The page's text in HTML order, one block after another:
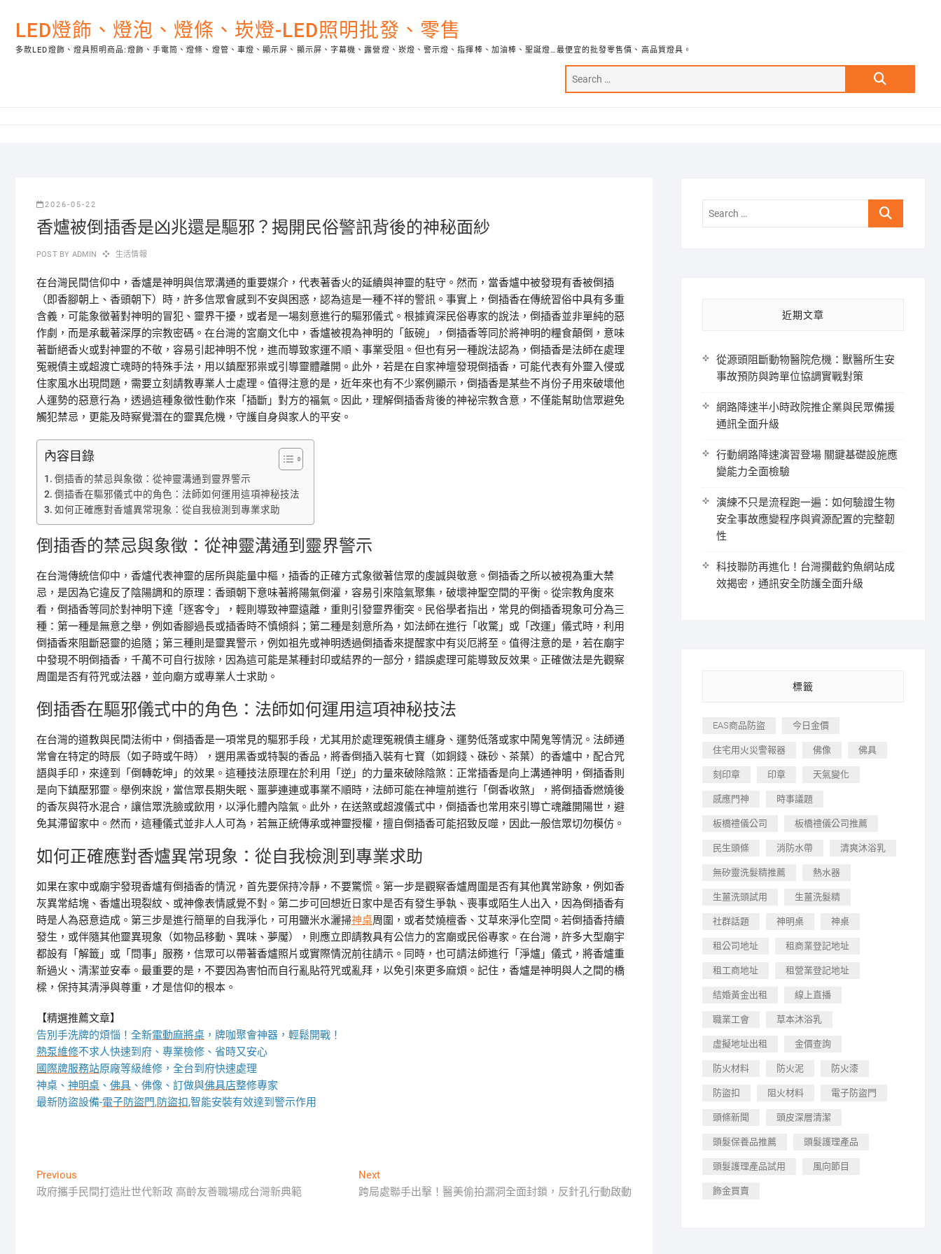
contentLED燈飾、燈泡、燈條、崁燈-LED照明批發、零售
多款LED燈飾、燈具照明商品:燈飾、手電筒、燈條、燈管、車燈、顯示屏、顯示屏、字幕機、露營燈、崁燈、警示燈、指揮棒、加油棒、聖誕燈…最便宜的批發零售價、高品質燈具。
Search
2026-05-22
香爐被倒插香是凶兆還是驅邪？揭開民俗警訊背後的神秘面紗
POST BY ADMIN 生活情報
在台灣民間信仰中，香爐是神明與信眾溝通的重要媒介，代表著香火的延續與神靈的駐守。然而，當香爐中被發現有香被倒插
（即香腳朝上、香頭朝下）時，許多信眾會感到不安與困惑，認為這是一種不祥的警訊。事實上，倒插香在傳統習俗中具有多重
含義，可能象徵著對神明的冒犯、靈界干擾，或者是一場刻意進行的驅邪儀式。根據資深民俗專家的說法，倒插香並非單純的惡
作劇，而是承載著深厚的宗教密碼。在台灣的宮廟文化中，香爐被視為神明的「飯碗」，倒插香等同於將神明的糧食顛倒，意味
著斷絕香火或對神靈的不敬，容易引起神明不悅，進而導致家運不順、事業受阻。但也有另一種說法認為，倒插香是法師在處理
冤親債主或超渡亡魂時的特殊手法，用以鎮壓邪祟或引導靈體離開。此外，若是在自家神壇發現倒插香，可能代表有外靈入侵或
住家風水出現問題，需要立刻請教專業人士處理。值得注意的是，近年來也有不少案例顯示，倒插香是某些不肖份子用來破壞他
人運勢的惡意行為，透過這種象徵性動作來「插斷」對方的福氣。因此，理解倒插香背後的神祕宗教含意，不僅能幫助信眾避免
觸犯禁忌，更能及時察覺潛在的靈異危機，守護自身與家人的平安。
內容目錄
倒插香的禁忌與象徵：從神靈溝通到靈界警示
倒插香在驅邪儀式中的角色：法師如何運用這項神秘技法
如何正確應對香爐異常現象：從自我檢測到專業求助
倒插香的禁忌與象徵：從神靈溝通到靈界警示
在台灣傳統信仰中，香爐代表神靈的居所與能量中樞，插香的正確方式象徵著信眾的虔誠與敬意。倒插香之所以被視為重大禁
忌，是因為它違反了陰陽調和的原理：香頭朝下意味著將陽氣倒灌，容易引來陰氣聚集，破壞神聖空間的平衡。從宗教角度來
看，倒插香等同於對神明下達「逐客令」，輕則導致神靈遠離，重則引發靈界衝突。民俗學者指出，常見的倒插香現象可分為三
種：第一種是無意之舉，例如香腳過長或插香時不慎傾斜；第二種是刻意所為，如法師在進行「收驚」或「改運」儀式時，利用
倒插香來阻斷惡靈的追隨；第三種則是靈異警示，例如祖先或神明透過倒插香來提醒家中有災厄將至。值得注意的是，若在廟宇
中發現不明倒插香，千萬不可自行拔除，因為這可能是某種封印或結界的一部分，錯誤處理可能導致反效果。正確做法是先觀察
周圍是否有符咒或法器，並向廟方或專業人士求助。
倒插香在驅邪儀式中的角色：法師如何運用這項神秘技法
在台灣的道教與民間法術中，倒插香是一項常見的驅邪手段，尤其用於處理冤親債主纏身、運勢低落或家中鬧鬼等情況。法師通
常會在特定的時辰（如子時或午時），選用黑香或特製的香品，將香倒插入裝有七寶（如銅錢、硃砂、茶葉）的香爐中，配合咒
語與手印，來達到「倒轉乾坤」的效果。這種技法原理在於利用「逆」的力量來破除陰煞：正常插香是向上溝通神明，倒插香則
是向下鎮壓邪靈。舉例來說，當信眾長期失眠、噩夢連連或事業不順時，法師可能在神壇前進行「倒香收煞」，將倒插香燃燒後
的香灰與符水混合，讓信眾洗臉或飲用，以淨化體內陰氣。此外，在送煞或超渡儀式中，倒插香也常用來引導亡魂離開陽世，避
免其滯留家中。然而，這種儀式並非人人可為，若無正統傳承或神靈授權，擅自倒插香可能招致反噬，因此一般信眾切勿模仿。
如何正確應對香爐異常現象：從自我檢測到專業求助
如果在家中或廟宇發現香爐有倒插香的情況，首先要保持冷靜，不要驚慌。第一步是觀察香爐周圍是否有其他異常跡象，例如香
灰異常結塊、香爐出現裂紋、或神像表情感覺不對。第二步可回想近日家中是否有發生爭執、喪事或陌生人出入，因為倒插香有
時是人為惡意造成。第三步是進行簡單的自我淨化，可用鹽米水灑掃神桌周圍，或者焚燒檀香、艾草來淨化空間。若倒插香持續
發生，或伴隨其他靈異現象（如物品移動、異味、夢魘），則應立即請教具有公信力的宮廟或民俗專家。在台灣，許多大型廟宇
都設有「解籤」或「問事」服務，信眾可以帶著香爐照片或實際情況前往請示。同時，也可請法師進行「淨爐」儀式，將香爐重
新過火、清潔並安奉。最重要的是，不要因為害怕而自行亂貼符咒或亂拜，以免引來更多麻煩。記住，香爐是神明與人之間的橋
樑，保持其清淨與尊重，才是信仰的根本。
【精選推薦文章】
告別手洗牌的煩惱！全新電動麻將桌 ，牌咖聚會神器，輕鬆開戰！
熱泵維修不求人快速到府、專業檢修、省時又安心
國際牌服務站原廠等級維修，全台到府快速處理
神桌、 神明桌 、 佛具 、佛像、訂做與佛具店整修專家
最新防盜設備-電子防盜門,防盜扣,智能安裝有效達到警示作用
文
章
Previous
post:
政府攜手民間打造壯世代新政 高齡友善職場成台灣新典範
NextNext
post:
跨局處聯手出擊！醫美偷拍漏洞全面封鎖，反針孔行動啟動
Search
近期文章
從源頭阻斷動物醫院危機：獸醫所生安
事故預防與跨單位協調實戰對策
網路降速半小時政院推企業與民眾備援
通訊全面升級
行動網路降速演習登場 關鍵基礎設施應
變能力全面檢驗
演練不只是流程跑一遍：如何驗證生物
安全事故應變程序與資源配置的完整韌
性
科技聯防再進化！台灣攔截釣魚網站成
效揭密，通訊安全防護全面升級
標籤
EAS商品防盜 今日金價
住宅用火災警報器 佛像 佛具
刻印章 印章 天氣變化
感應門神 時事議題
板橋禮儀公司 板橋禮儀公司推薦
民生頭條 消防水帶 清爽沐浴乳
無矽靈洗髮精推薦 熱水器
生薑洗頭試用 生薑洗髮精
社群話題 神明桌 神桌
租公司地址 租商業登記地址
租工商地址 租營業登記地址
結婚黃金出租 線上直播
職業工會 草本沐浴乳
虛擬地址出租 金價查詢
防火材料 防火泥 防火漆
防盜扣 阻火材料 電子防盜門
頭條新聞 頭皮深層清潔
頭髮保養品推薦 頭髮護理產品
頭髮護理產品試用 風向節目
飾金買賣